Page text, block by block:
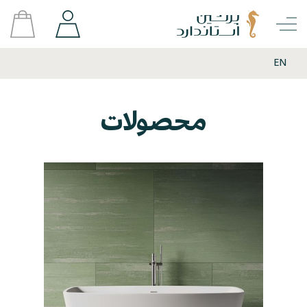
EN
محصولات